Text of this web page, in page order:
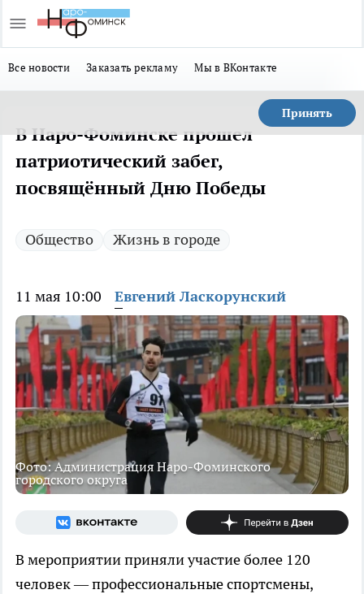
Все новости Заказать рекламу Мы в ВКонтакте
Принять
В Наро-Фоминске прошел
патриотический забег,
посвящённый Дню Победы
Общество Жизнь в городе
11 мая 10:00 Евгений Ласкорунский
Фото: Администрация Наро-Фоминского
городского округа
В мероприятии приняли участие более 120
человек — профессиональные спортсмены,